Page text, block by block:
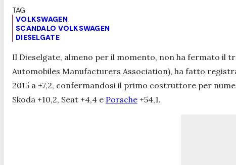
VOLKSWAGEN
SCANDALO VOLKSWAGEN
DIESELGATE
Il Dieselgate, almeno per il momento, non ha fermato il
Automobiles Manufacturers Association), ha fatto
2015 a +7,2, confermandosi il primo costruttore per
Skoda +10,2, Seat +4,4 e Porsche +54,1.